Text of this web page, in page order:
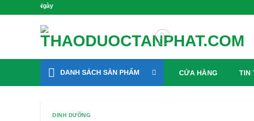
DANH SÁCH SẢN PHẨM CỬA HÀNG TIN
DINH DƯỠNG